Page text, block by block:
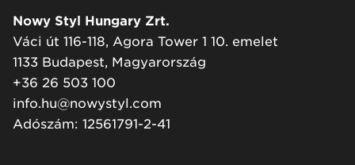
Nowy Styl Hungary Zrt.
Váci út 116-118, Agora Tower 1 10. emelet
1133 Budapest, Magyarország
+36 26 503 100
info.hu@nowystyl.com
Adószám: 12561791-2-41